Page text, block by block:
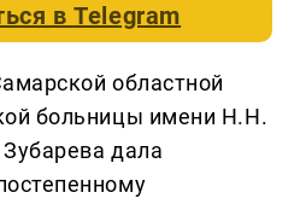
вTelegram
областной
больницы имени Н.Н.
дала